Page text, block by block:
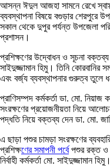
আসন্ন ঈদুল আজহা সামনে রেখে
ব্যবস্থাপনা বিষয়ে বগুড়ার শেরপুরে
সকাল থেকে দুপুর পর্যন্ত উপজেলা
প্রশাসন।
প্রশিক্ষণের উদ্বোধন ও সূচনা বক্তব্য
সাইদুজ্জামান হিমু। তিনি কোরবানির
এবং বর্জ্য ব্যবস্থাপনার গুরুত্ব তুলে
প্রাণিসম্পদ কর্মকর্তা ডা. মো. নিয়াজ
সংরক্ষণের প্রয়োজনীয়তা নিয়ে
পদ্ধতি নিয়ে বক্তব্য দেন ডা. মো.
এ ছাড়া পশুর চামড়া সংরক্ষণের
প্রশিক্ষণের সমাপনী পর্বেপশুর রক্ত ও
নির্বাহী কর্মকর্তা মো. সাইদুজ্জামান হিমু।